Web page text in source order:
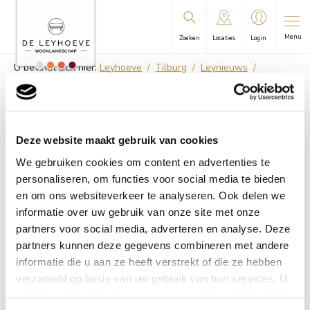
Deze website maakt gebruik van cookies
We gebruiken cookies om content en advertenties te
personaliseren, om functies voor social media te bieden
en om ons websiteverkeer te analyseren. Ook delen we
informatie over uw gebruik van onze site met onze
partners voor social media, adverteren en analyse. Deze
partners kunnen deze gegevens combineren met andere
informatie die u aan ze heeft verstrekt of die ze hebben
verzameld op basis van uw gebruik van hun services. U
Zoeken Locaties Login Menu
U bevindt zich hier: Leyhoeve / Tilburg / Leynieuws /
Leynieuws Tilburg NR 11 2025
Leynieuws Tilburg NR 11
2025